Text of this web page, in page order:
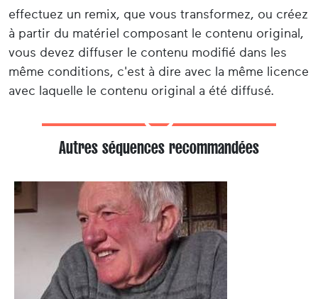
effectuez un remix, que vous transformez, ou créez
à partir du matériel composant le contenu original,
vous devez diffuser le contenu modifié dans les
même conditions, c'est à dire avec la même licence
avec laquelle le contenu original a été diffusé.
Autres séquences recommandées